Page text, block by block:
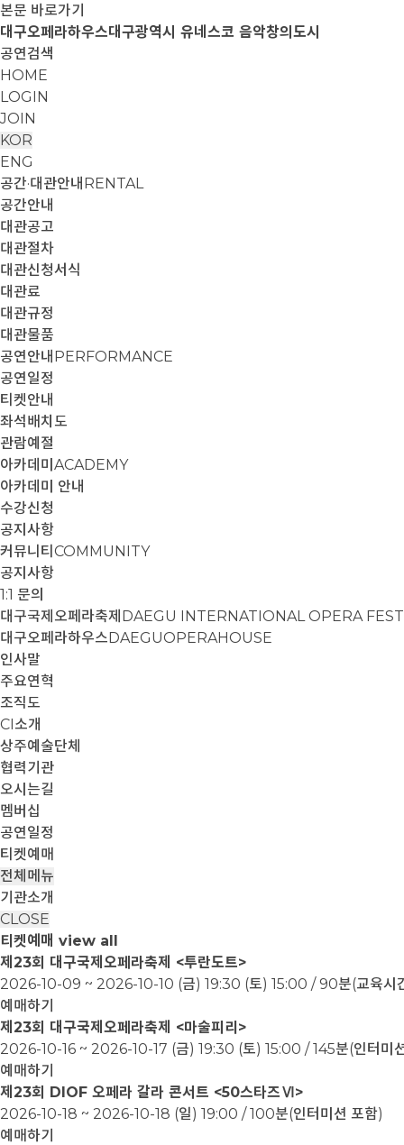
본문 바로가기
대구오페라하우스대구광역시 유네스코 음악창의도시
공연검색
HOME
LOGIN
JOIN
KOR
ENG
공간·대관안내 RENTAL
공간안내
대관공고
대관절차
대관신청서식
대관료
대관규정
대관물품
공연안내 PERFORMANCE
공연일정
티켓안내
좌석배치도
관람예절
아카데미 ACADEMY
아카데미 안내
수강신청
공지사항
커뮤니티 COMMUNITY
공지사항
1:1 문의
대구국제오페라축제 DAEGU INTERNATIONAL OPERA
대구오페라하우스DAEGUOPERAHOUSE
인사말
주요연혁
조직도
CI소개
상주예술단체
협력기관
오시는길
멤버십
공연일정
티켓예매
전체메뉴
기관소개
CLOSE
티켓예매 view all
제23회 대구국제오페라축제 <투란도트>
2026-10-09 ~ 2026-10-10 (금) 19:30 (토) 15:00 / 90분(교육시
예매하기
제23회 대구국제오페라축제 <마술피리>
2026-10-16 ~ 2026-10-17 (금) 19:30 (토) 15:00 / 145분(인터미
예매하기
제23회 DIOF 오페라 갈라 콘서트 <50스타즈Ⅵ>
2026-10-18 ~ 2026-10-18 (일) 19:00 / 100분(인터미션 포함)
예매하기